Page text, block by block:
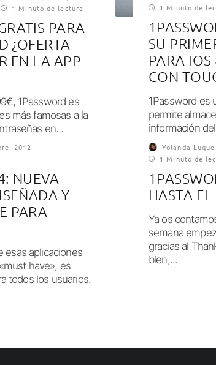
1 Minuto de lectura
PARA
¿OFERTA
EN LA APP
1Password es
más famosas a la
en...
1 Minuto de
SU
PARA
CON
1Password es
permite
información
y unificada, con
2012
NUEVA
Y
PARA
esas aplicaciones
have», es
todos los usuarios.
Yolanda
1 Minuto de
HASTA
Ya os
semana
gracias al
bien,...